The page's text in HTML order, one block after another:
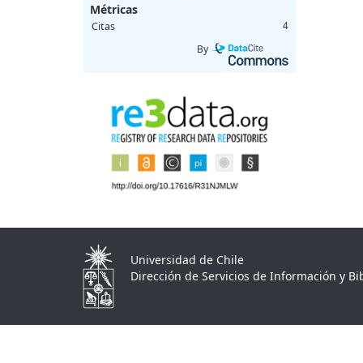
Métricas
Citas 4
By
Universidad de Chile
Dirección de Servicios de Información y